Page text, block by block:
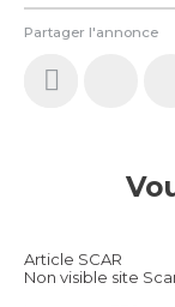
Partager l'annonce
Article SCAR
Non visible site